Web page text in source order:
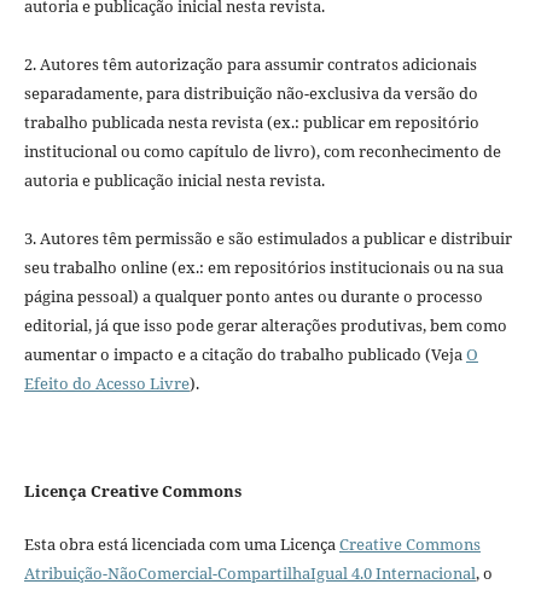
autoria e publicação inicial nesta revista.
2. Autores têm autorização para assumir contratos adicionais
separadamente, para distribuição não-exclusiva da versão do
trabalho publicada nesta revista (ex.: publicar em repositório
institucional ou como capítulo de livro), com reconhecimento de
autoria e publicação inicial nesta revista.
3. Autores têm permissão e são estimulados a publicar e distribuir
seu trabalho online (ex.: em repositórios institucionais ou na sua
página pessoal) a qualquer ponto antes ou durante o processo
editorial, já que isso pode gerar alterações produtivas, bem como
aumentar o impacto e a citação do trabalho publicado (VejaO
Efeito do Acesso Livre).
Licença Creative Commons
Esta obra está licenciada com uma Licença Creative Commons
Atribuição-NãoComercial-CompartilhaIgual 4.0 Internacional, o